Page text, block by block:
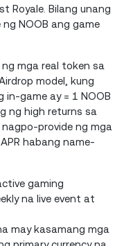
Royale. Bilang unang
NOOB ang game
mga real token sa
model, kung
game ay = 1 NOOB
ng high returns sa
provide ng mga
habang name-
gaming
na live event at
may kasamang mga